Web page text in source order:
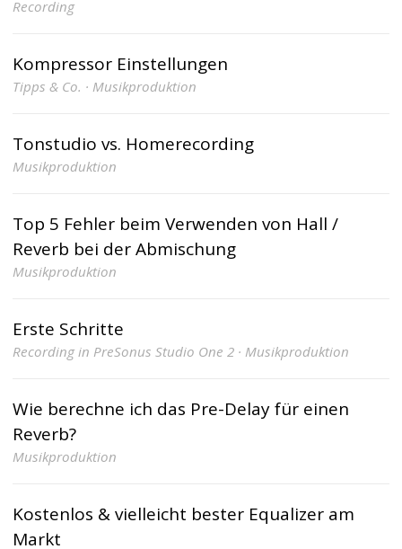
Recording
Kompressor Einstellungen
Tipps & Co. · Musikproduktion
Tonstudio vs. Homerecording
Musikproduktion
Top 5 Fehler beim Verwenden von Hall /
Reverb bei der Abmischung
Musikproduktion
Erste Schritte
Recording in PreSonus Studio One 2 · Musikproduktion
Wie berechne ich das Pre-Delay für einen
Reverb?
Musikproduktion
Kostenlos & vielleicht bester Equalizer am
Markt